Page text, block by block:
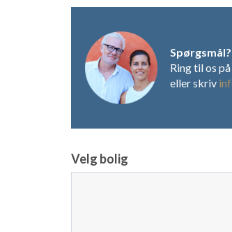
Spørgsmål?
Ring til os
eller skriv
Velg bolig